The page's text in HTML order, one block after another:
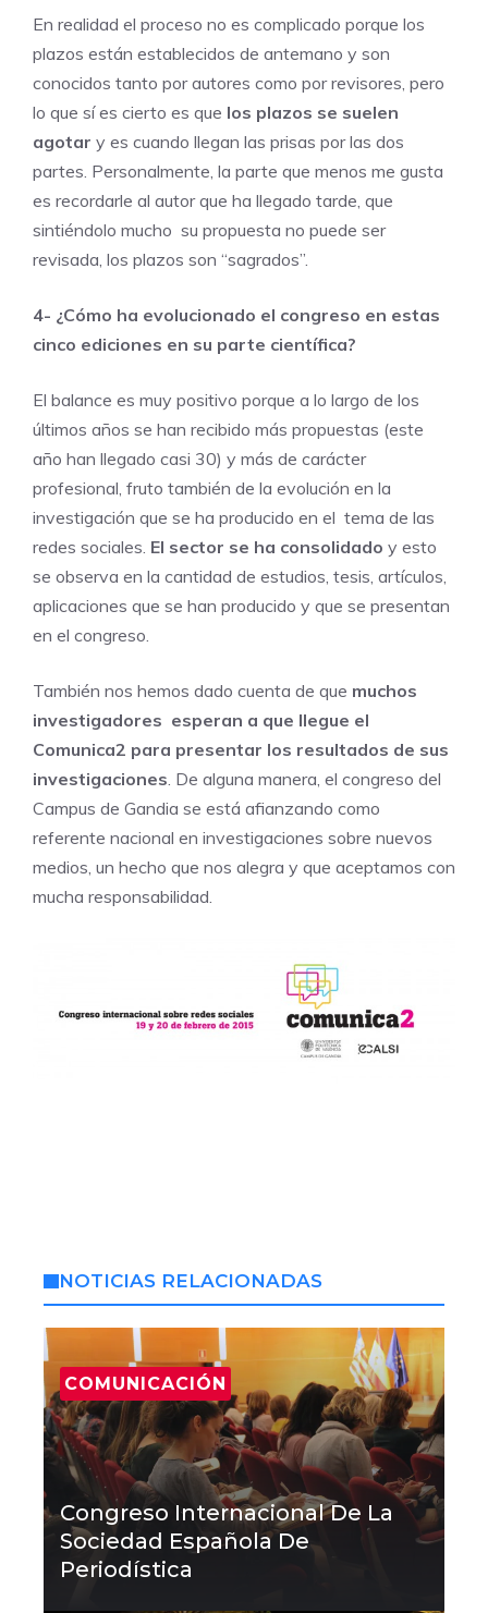
En realidad el proceso no es complicado porque los
plazos están establecidos de antemano y son
conocidos tanto por autores como por revisores, pero
lo que sí es cierto es que los plazos se suelen
agotar y es cuando llegan las prisas por las dos
partes. Personalmente, la parte que menos me gusta
es recordarle al autor que ha llegado tarde, que
sintiéndolo mucho su propuesta no puede ser
revisada, los plazos son “sagrados”.
4- ¿Cómo ha evolucionado el congreso en estas
cinco ediciones en su parte científica?
El balance es muy positivo porque a lo largo de los
últimos años se han recibido más propuestas (este
año han llegado casi 30) y más de carácter
profesional, fruto también de la evolución en la
investigación que se ha producido en el tema de las
redes sociales. El sector se ha consolidado y esto
se observa en la cantidad de estudios, tesis, artículos,
aplicaciones que se han producido y que se presentan
en el congreso.
También nos hemos dado cuenta de que muchos
investigadores esperan a que llegue el
Comunica2 para presentar los resultados de sus
investigaciones . De alguna manera, el congreso del
Campus de Gandia se está afianzando como
referente nacional en investigaciones sobre nuevos
medios, un hecho que nos alegra y que aceptamos con
mucha responsabilidad.
NOTICIAS RELACIONADAS
COMUNICACIÓN
Congreso Internacional De La
Sociedad Española De
Periodística